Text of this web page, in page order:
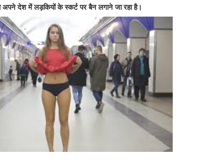
अपने देश में लड़कियों के स्कर्ट पर बैन लगाने जा रहा है।